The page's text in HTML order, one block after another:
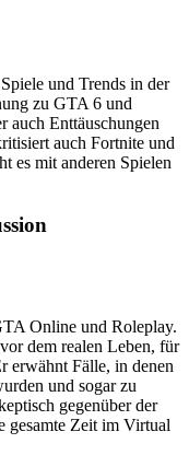
und Trends in der
zu GTA 6 und
auch Enttäuschungen
auch Fortnite und
es mit anderen Spielen
Online und Roleplay.
dem realen Leben, für
erwähnt Fälle, in denen
und sogar zu
gegenüber der
gesamte Zeit im Virtual